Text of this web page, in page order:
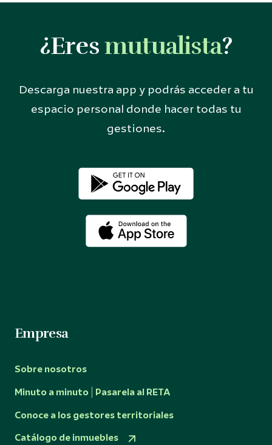
¿Eresmutualista?
Descarga nuestra app y podrás acceder a tu
espacio personal donde hacer todas tu
gestiones.
Empresa
Sobre nosotros
Minuto a minuto | Pasarela al RETA
Conoce a los gestores territoriales
Catálogo de inmuebles